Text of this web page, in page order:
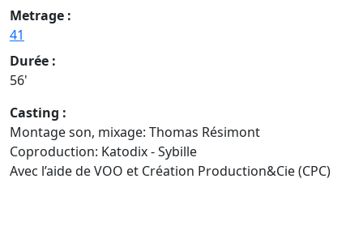
Metrage :
41
Durée :
56'
Casting :
Montage son, mixage: Thomas Résimont
Coproduction: Katodix - Sybille
Avec l’aide de VOO et Création Production&Cie (CPC)